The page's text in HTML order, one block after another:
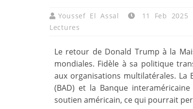
Youssef El Assal 11 Feb 2025
Lectures
Le retour de Donald Trump à la
mondiales. Fidèle à sa politique
aux organisations multilatérales. La
(BAD) et la Banque
soutien américain, ce qui pourrait